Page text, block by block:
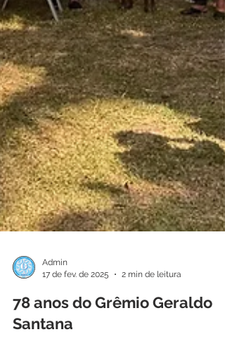
17 de fev. de 2025
2 min de leitura
78 anos do Grêmio Geraldo